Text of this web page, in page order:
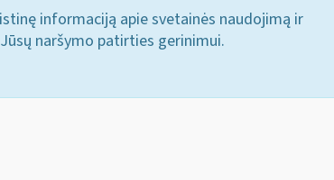
informaciją apie svetainės naudojimą ir
naršymo patirties gerinimui.